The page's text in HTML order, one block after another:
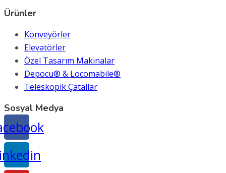
Ürünler
Konveyörler
Elevatörler
Özel Tasarım Makinalar
Depocu® & Locomabile®
Teleskopik Çatallar
Sosyal Medya